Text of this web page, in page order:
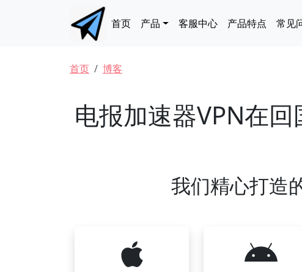
Main navigation
首页 产品 客服中心 产品特点 常见
面包屑
首页 博客
电报加速器VPN在
我们精心打造